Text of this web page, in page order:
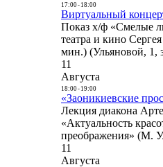
17:00- 18:00
Виртуальный
Показ х/ф «Смелые
театра и кино
мин.) (Ульяновой, 1,
11
Августа
18:00- 19:00
«Заоникиевские
Лекция диакона
«Актуальность
преображения» (М.
11
Августа